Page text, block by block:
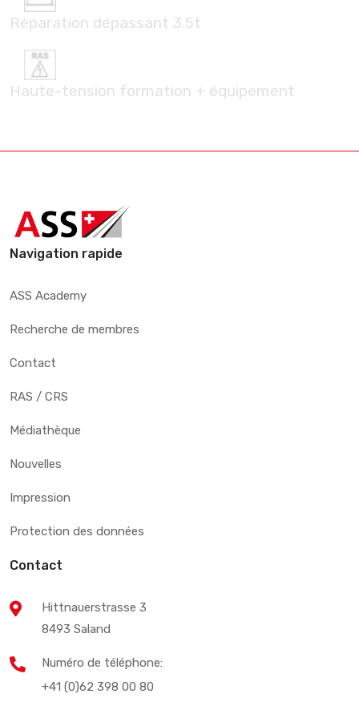
Réparation dépassant 3.5t
Haute-tension formation + équipement
Navigation rapide
ASS Academy
Recherche de membres
Contact
RAS / CRS
Médiathèque
Nouvelles
Impression
Protection des données
Contact
Hittnauerstrasse 3
8493 Saland
Numéro de téléphone:
+41 (0)62 398 00 80